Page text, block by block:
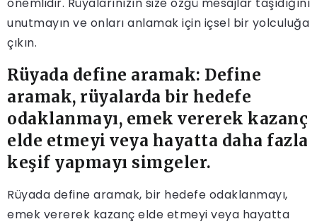
önemlidir. Rüyalarınızın size özgü mesajlar taşıdığını
unutmayın ve onları anlamak için içsel bir yolculuğa
çıkın.
Rüyada define aramak: Define
aramak, rüyalarda bir hedefe
odaklanmayı, emek vererek kazanç
elde etmeyi veya hayatta daha fazla
keşif yapmayı simgeler.
Rüyada define aramak, bir hedefe odaklanmayı,
emek vererek kazanç elde etmeyi veya hayatta